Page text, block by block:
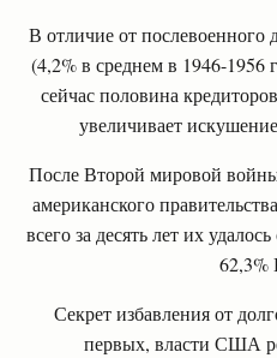
В отличие от послевоенного
(4,2% в среднем в 1946-1956
сейчас половина
увеличивает
После Второй мировой войны
американского
всего за десять лет их
Секрет избавления от
первых, власти США